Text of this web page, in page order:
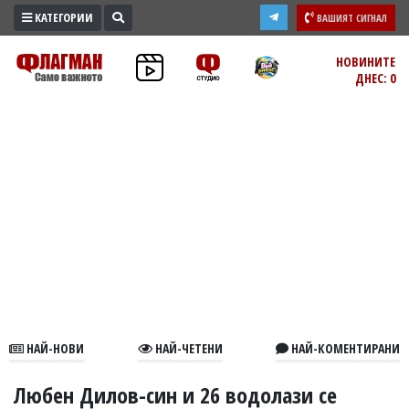
ПРОМО
ЗОНА
КАТЕГОРИИ ВАШИЯТ СИГНАЛ
НОВИНИТЕ
ДНЕС: 0
НАЙ-НОВИ НАЙ-ЧЕТЕНИ НАЙ-КОМЕНТИРАНИ
Любен Дилов-син и 26 водолази се